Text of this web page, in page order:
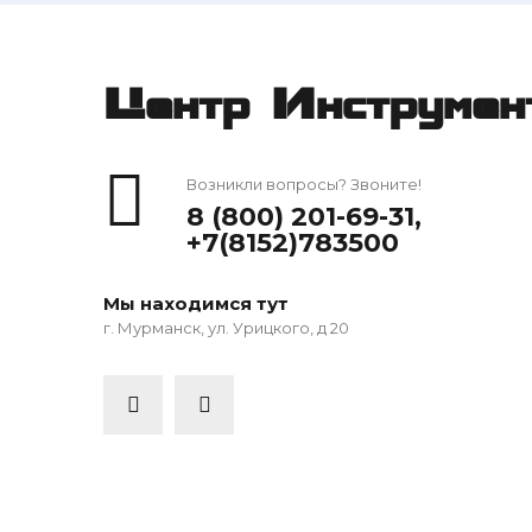
Центр
Возникли вопросы? Звоните!
8 (800) 201-69-31,
+7(8152)783500
Мы находимся тут
г. Мурманск, ул. Урицкого, д 20